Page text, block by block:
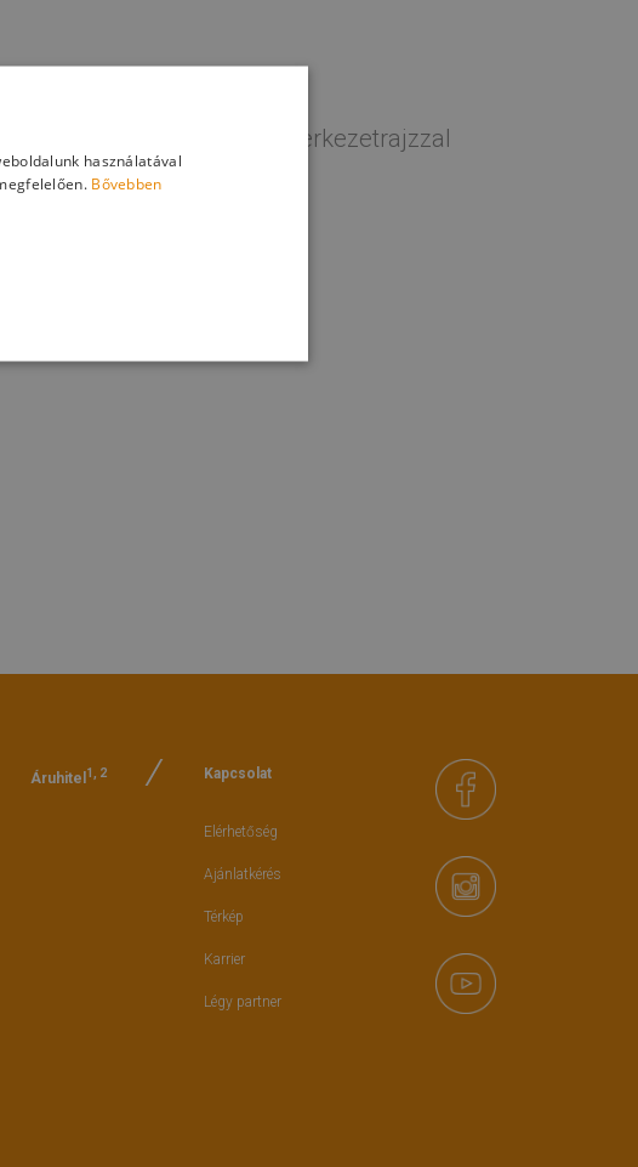
során. Többféle szerkezetrajzzal
Áruhitel 1, 2 Kapcsolat
Elérhetőség
Ajánlatkérés
Térkép
Karrier
Légy partner
használatával
Bővebben